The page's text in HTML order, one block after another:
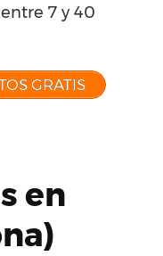
7 y 40
GRATIS
en